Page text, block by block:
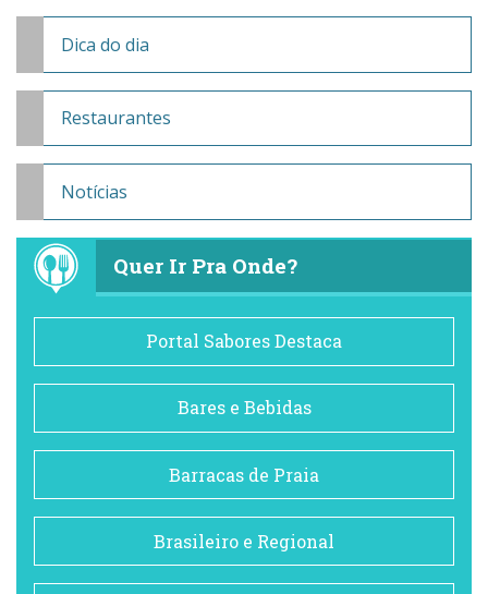
Dica do dia
Restaurantes
Notícias
Quer Ir Pra Onde?
Portal Sabores Destaca
Bares e Bebidas
Barracas de Praia
Brasileiro e Regional